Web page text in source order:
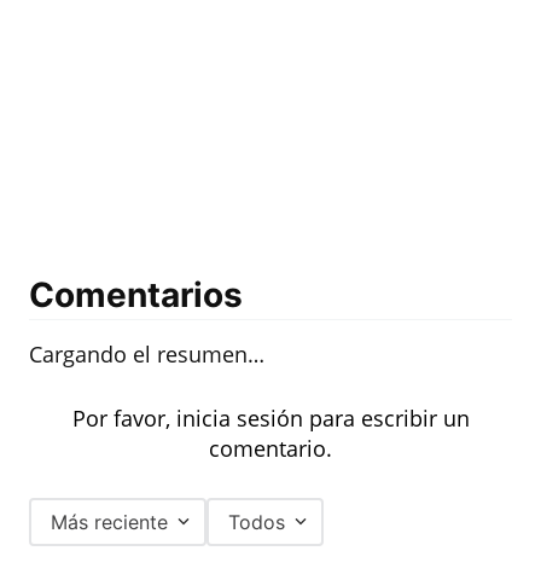
Comentarios
Cargando el resumen…
Por favor, inicia sesión para escribir un
comentario.
Más reciente Todos